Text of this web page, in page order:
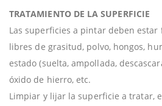
TRATAMIENTO DE LA SUPERFICIE
Las superficies a pintar deben estar
libres de grasitud, polvo, hongos,
estado (suelta, ampollada,
óxido de hierro, etc.
Limpiar y lijar la superficie a tratar,